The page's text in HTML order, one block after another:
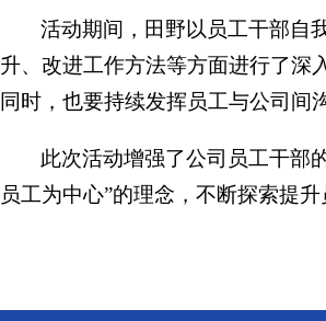
活动期间，田野以员工干部自
升、改进工作方法等方面进行了深
同时，也要持续发挥员工与公司间
此次活动增强了公司员工干部
员工为中心”的理念，不断探索提